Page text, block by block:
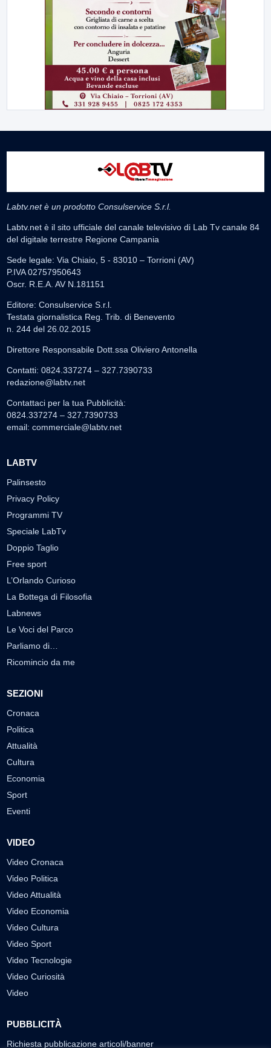
Labtv.net è un prodotto Consulservice S.r.l.
Labtv.net è il sito ufficiale del canale televisivo di Lab Tv canale 84
del digitale terrestre Regione Campania
Sede legale: Via Chiaio, 5 - 83010 – Torrioni (AV)
P.IVA 02757950643
Oscr. R.E.A. AV N.181151
Editore: Consulservice S.r.l.
Testata giornalistica Reg. Trib. di Benevento
n. 244 del 26.02.2015
Direttore Responsabile Dott.ssa Oliviero Antonella
Contatti: 0824.337274 – 327.7390733
redazione@labtv.net
Contattaci per la tua Pubblicità:
0824.337274 – 327.7390733
email: commerciale@labtv.net
LABTV
Palinsesto
Privacy Policy
Programmi TV
Speciale LabTv
Doppio Taglio
Free sport
L’Orlando Curioso
La Bottega di Filosofia
Labnews
Le Voci del Parco
Parliamo di…
Ricomincio da me
SEZIONI
Cronaca
Politica
Attualità
Cultura
Economia
Sport
Eventi
VIDEO
Video Cronaca
Video Politica
Video Attualità
Video Economia
Video Cultura
Video Sport
Video Tecnologie
Video Curiosità
Video
PUBBLICITÀ
Richiesta pubblicazione articoli/banner